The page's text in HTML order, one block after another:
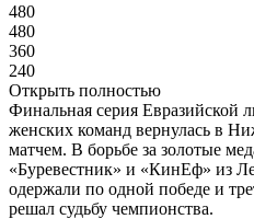
480
480
360
240
Открыть полностью
Финальная серия Евразийской
женских команд вернулась в
матчем. В борьбе за золотые
«Буревестник» и «КинЕф» из
одержали по одной победе и
решал судьбу чемпионства.